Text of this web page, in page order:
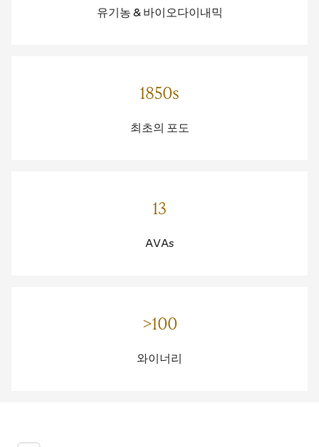
유기농 & 바이오다이내믹
1850s
최초의 포도
13
AVAs
>100
와이너리